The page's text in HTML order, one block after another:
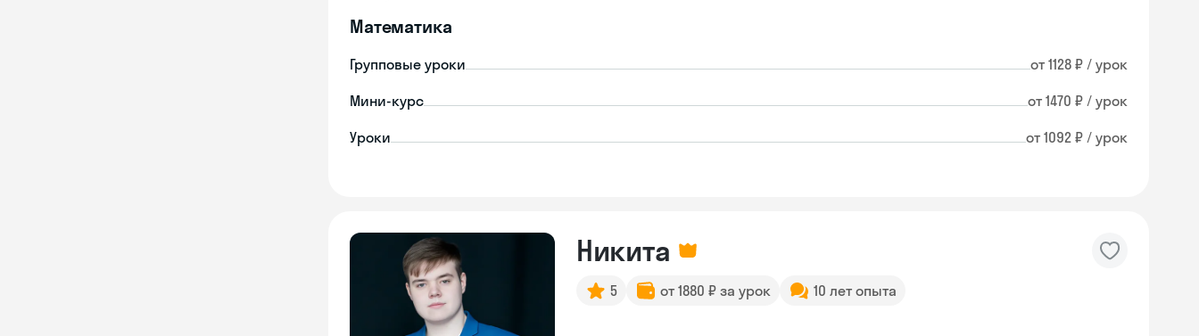
Математика
Групповые уроки от 1128 ₽ / урок
Мини-курс от 1470 ₽ / урок
Уроки от 1092 ₽ / урок
Никита
5 от 1880 ₽ за урок 10 лет опыта